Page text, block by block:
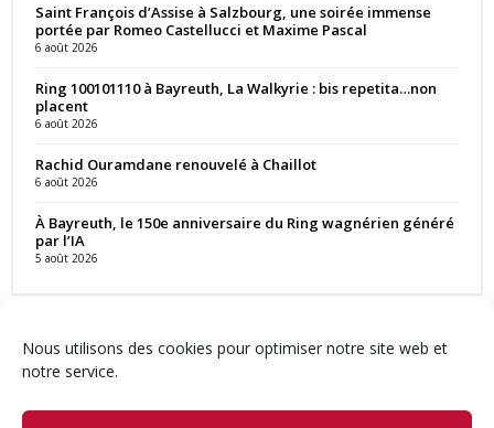
Nous utilisons des cookies pour optimiser notre site web et
notre service.
Saint François d’Assise à Salzbourg, une soirée immense
portée par Romeo Castellucci et Maxime Pascal
6 août 2026
Ring 100101110 à Bayreuth, La Walkyrie : bis repetita…non
placent
6 août 2026
Rachid Ouramdane renouvelé à Chaillot
6 août 2026
À Bayreuth, le 150e anniversaire du Ring wagnérien généré
par l’IA
5 août 2026